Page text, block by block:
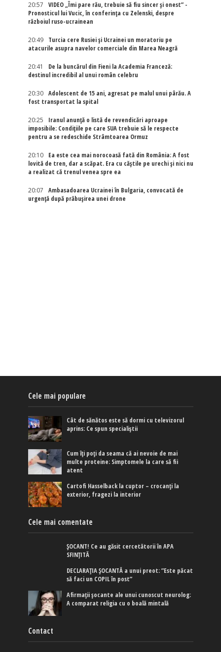
20:57
VIDEO „Îmi pare rău, trebuie să fiu sincer și onest” -
Pronosticul lui Vucic, în conferința cu Zelenski, despre
războiul ruso-ucrainean
20:49
Turcia cere Rusiei și Ucrainei un moratoriu pe
atacurile asupra navelor comerciale din Marea Neagră
20:41
De la buncărul din Fieni la Academia Franceză:
destinul incredibil al unui român celebru
20:30
Adolescent de 15 ani, agresat pe malul unui pârău. A
fost transportat la spital
20:25
Iranul anunță o listă de revendicări aproape
imposibile: Condițiile pe care SUA trebuie să le respecte
pentru a se redeschide Strâmtoarea Ormuz
20:10
Ea este cea mai norocoasă fată din România: A fost
lovită de tren, dar a scăpat. Era cu căștile pe urechi și nici nu
a realizat că trenul venea spre ea
20:07
Ambasadoarea Ucrainei în Bulgaria, convocată de
urgență după prăbușirea unei drone
Cele mai populare
Cât de sănătos este să dormi cu televizorul
aprins: Ce spun specialiștii
Cum îți poți da seama că ai nevoie de mai
multe proteine: Simptomele la care să fii
atent
Cartofi Hasselback la cuptor – crocanți la
exterior, fragezi la interior
Cele mai comentate
ȘOCANT! Ce au găsit cercetătorii în APA
SFINȚITĂ
DECLARAȚIA ȘOCANTĂ a unui preot: ”Este păcat
să faci un COPIL în post”
Afirmaţii şocante ale unui cunoscut neurolog:
A comparat religia cu o boală mintală
Contact